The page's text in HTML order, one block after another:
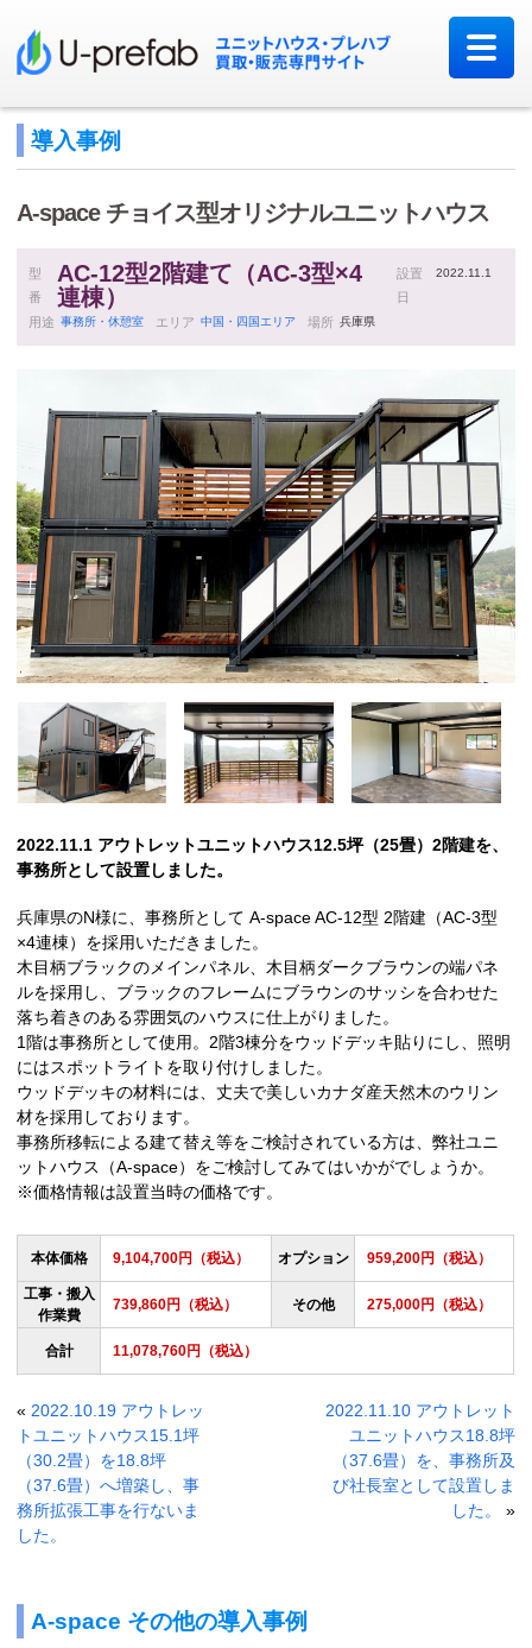
導入事例
A-space チョイス型オリジナルユニットハウス
型
番
AC-12型2階建て（AC-3型×4
連棟）
設置
日
2022.11.1
用途 事務所・休憩室 エリア 中国・四国エリア 場所 兵庫県
2022.11.1 アウトレットユニットハウス12.5坪（25畳）2階建を、
事務所として設置しました。
兵庫県のN様に、事務所として A-space AC-12型 2階建（AC-3型
×4連棟）を採用いただきました。
木目柄ブラックのメインパネル、木目柄ダークブラウンの端パネ
ルを採用し、ブラックのフレームにブラウンのサッシを合わせた
落ち着きのある雰囲気のハウスに仕上がりました。
1階は事務所として使用。2階3棟分をウッドデッキ貼りにし、照明
にはスポットライトを取り付けしました。
ウッドデッキの材料には、丈夫で美しいカナダ産天然木のウリン
材を採用しております。
事務所移転による建て替え等をご検討されている方は、弊社ユニ
ットハウス（A-space）をご検討してみてはいかがでしょうか。
※価格情報は設置当時の価格です。
本体価格 9,104,700円（税込） オプション 959,200円（税込）
工事・搬入
作業費
739,860円（税込） その他 275,000円（税込）
合計 11,078,760円（税込）
« 2022.10.19 アウトレッ
トユニットハウス15.1坪
（30.2畳）を18.8坪
（37.6畳）へ増築し、事
務所拡張工事を行ないま
した。
2022.11.10 アウトレット
ユニットハウス18.8坪
（37.6畳）を、事務所及
び社長室として設置しま
した。
»
A-space その他の導入事例